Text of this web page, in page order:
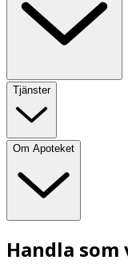
Tjänster
Om Apoteket
Handla